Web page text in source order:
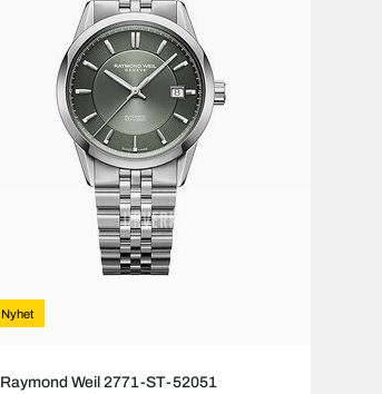
Nyhet
Raymond Weil 2771-ST-52051